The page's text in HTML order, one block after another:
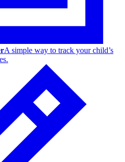
A simple way to track your child’s